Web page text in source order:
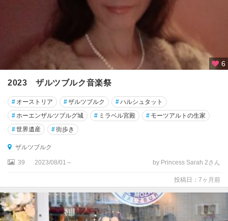
ビ
ュ
ッ
シ
ュ
モ
ン
ー
ラ
6
2023 ザルツブルク音楽祭
# オーストリア #ザルツブルク #ハルシュタット
# ホーエンザルツブルグ城 # ミラベル宮殿 # モーツアルトの生家
#世界遺産 #街歩き
ザルツブルク
39 2023/08/01～ by Princess Sarah 2さん
投稿日：7ヶ月前